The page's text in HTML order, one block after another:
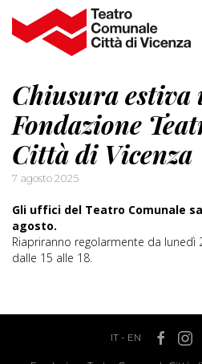
Chiusura
Fondazione
Città di Vicenza
7 agosto 2025
Gli uffici del Teatro Comunale
agosto.
Riapriranno regolarmente da lunedì
dalle 15 alle 18.
IT- EN